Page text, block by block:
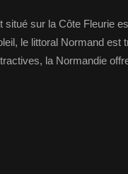
situé sur la Côte Fleurie
le littoral Normand
la Normandie